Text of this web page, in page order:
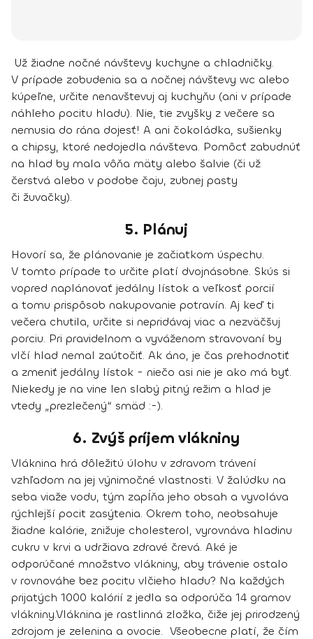
Už žiadne nočné návštevy kuchyne a chladničky.
V prípade zobudenia sa a nočnej návštevy wc alebo
kúpeľne, určite nenavštevuj aj kuchyňu (ani v prípade
náhleho pocitu hladu). Nie, tie zvyšky z večere sa
nemusia do rána dojesť! A ani čokoládka, sušienky
a chipsy, ktoré nedojedla návšteva. Pomôcť zabudnúť
na hlad by mala vôňa mäty alebo šalvie (či už
čerstvá alebo v podobe čaju, zubnej pasty
či žuvačky).
5. Plánuj
Hovorí sa, že plánovanie je začiatkom úspechu.
V tomto prípade to určite platí dvojnásobne. Skús si
vopred naplánovať jedálny lístok a veľkosť porcií
a tomu prispôsob nakupovanie potravín. Aj keď ti
večera chutila, určite si nepridávaj viac a nezväčšuj
porciu. Pri pravidelnom a vyváženom stravovaní by
vlčí hlad nemal zaútočiť. Ak áno, je čas prehodnotiť
a zmeniť jedálny lístok - niečo asi nie je ako má byť.
Niekedy je na vine len slabý pitný režim a hlad je
vtedy „prezlečený“ smäd :-).
6. Zvýš príjem vlákniny
Vláknina hrá dôležitú úlohu v zdravom trávení
vzhľadom na jej výnimočné vlastnosti. V žalúdku na
seba viaže vodu, tým zapĺňa jeho obsah a vyvoláva
rýchlejší pocit zasýtenia. Okrem toho, neobsahuje
žiadne kalórie, znižuje cholesterol, vyrovnáva hladinu
cukru v krvi a udržiava zdravé črevá. Aké je
odporúčané množstvo vlákniny, aby trávenie ostalo
v rovnováhe bez pocitu vlčieho hladu? Na každých
prijatých 1000 kalórií z jedla sa odporúča 14 gramov
vlákniny.Vláknina je rastlinná zložka, čiže jej prirodzený
zdrojom je zelenina a ovocie. Všeobecne platí, že čím